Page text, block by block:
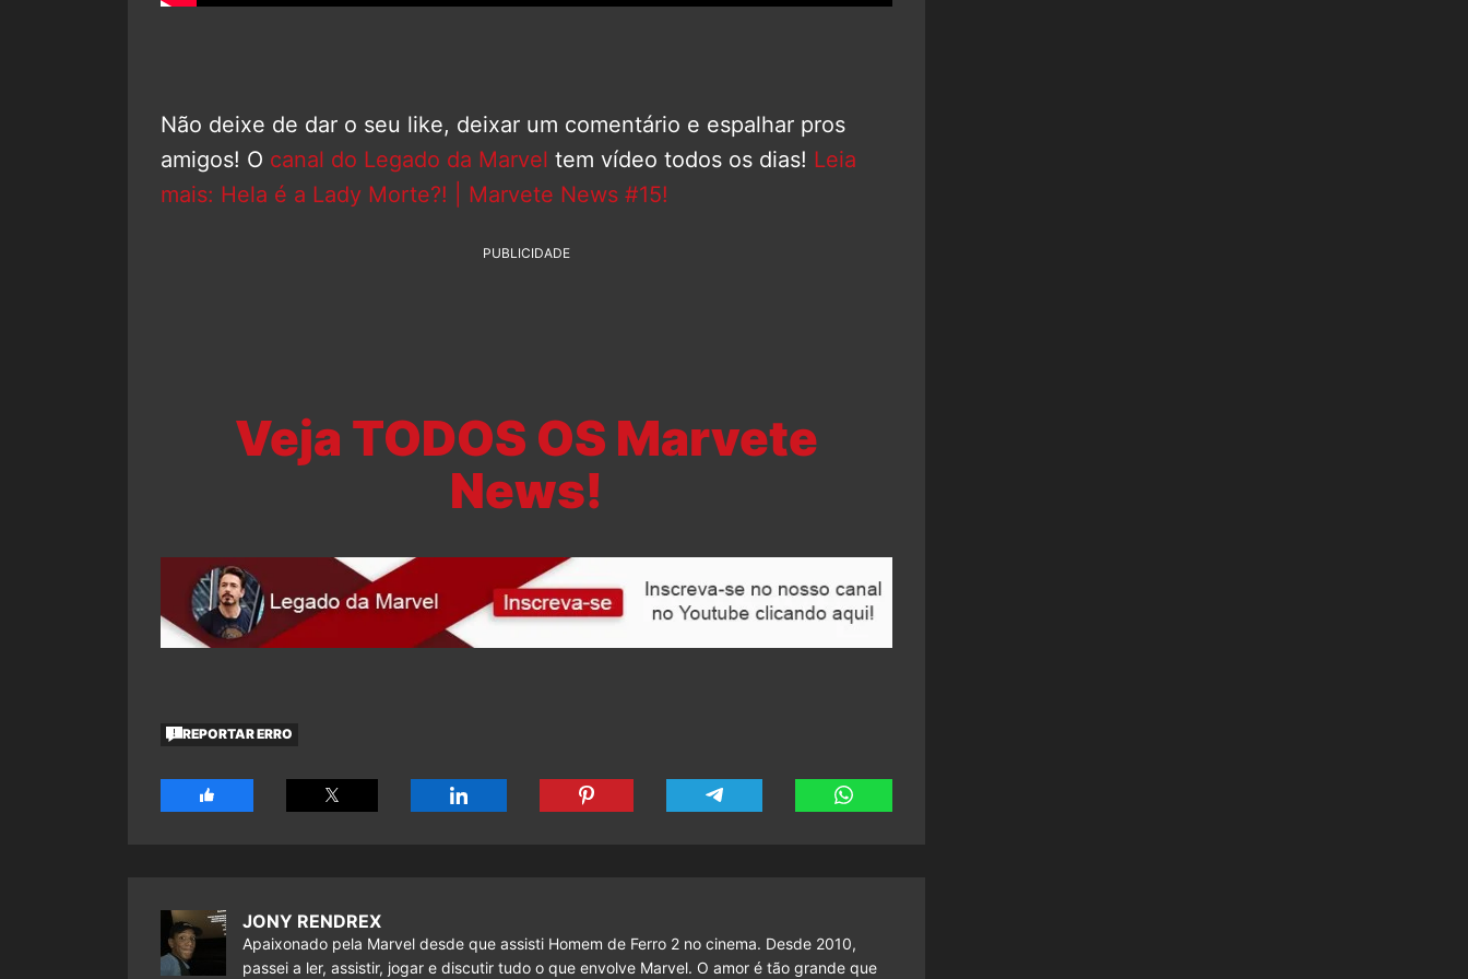
Não deixe de dar o seu like, deixar um comentário e espalhar pros
amigos! O canal do Legado da Marvel tem vídeo todos os dias! Leia
mais: Hela é a Lady Morte?! | Marvete News #15!
PUBLICIDADE
Veja TODOS OS Marvete
News!
REPORTAR ERRO
JONY RENDREX
Apaixonado pela Marvel desde que assisti Homem de Ferro 2 no cinema. Desde 2010,
passei a ler, assistir, jogar e discutir tudo o que envolve Marvel. O amor é tão grande que